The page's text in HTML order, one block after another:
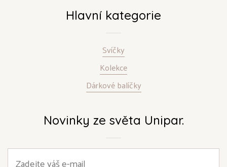
Hlavní kategorie
Svíčky
Kolekce
Dárkové balíčky
Novinky ze světa Unipar.